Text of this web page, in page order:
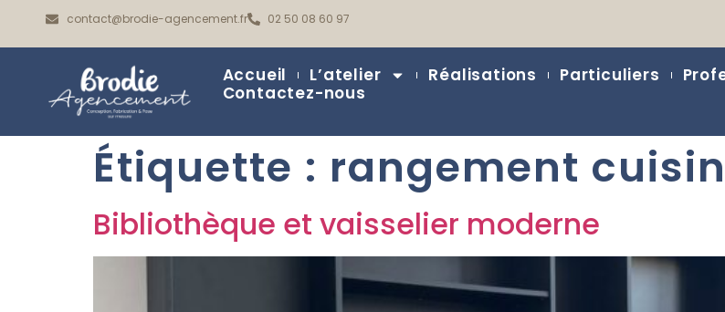
contact@brodie-agencement.fr 02 50 08 60 97
Accueil L’atelier Réalisations Particuliers
Contactez-nous
Étiquette : rangement
Bibliothèque et vaisselier moderne